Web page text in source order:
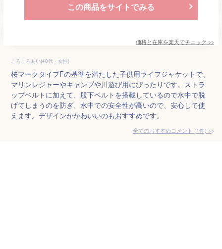
この商品をサイトでみる
価格と在庫を楽天でチェック >>
ころころあい(40代・女性)
桜マークタイプFの基準を満たした子供用ライフジャケットで、
マリンレジャーやキャンプや川遊び用にぴったりです。ストラ
ップベルトに加えて、股下ベルトを搭載しているので水中で脱
げてしまうのを防ぎ、水中での安全性が高いので、安心して使
えます。デザインがかわいいのもおすすめです。
全てのおすすめコメント (1件) >